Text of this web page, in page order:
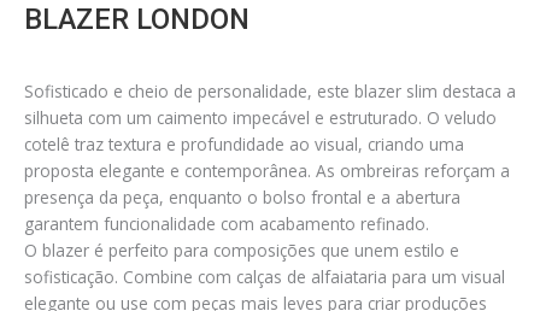
BLAZER LONDON
Sofisticado e cheio de personalidade, este blazer slim destaca a
silhueta com um caimento impecável e estruturado. O veludo
cotelê traz textura e profundidade ao visual, criando uma
proposta elegante e contemporânea. As ombreiras reforçam a
presença da peça, enquanto o bolso frontal e a abertura
garantem funcionalidade com acabamento refinado.
O blazer é perfeito para composições que unem estilo e
sofisticação. Combine com calças de alfaiataria para um visual
elegante ou use com peças mais leves para criar produções